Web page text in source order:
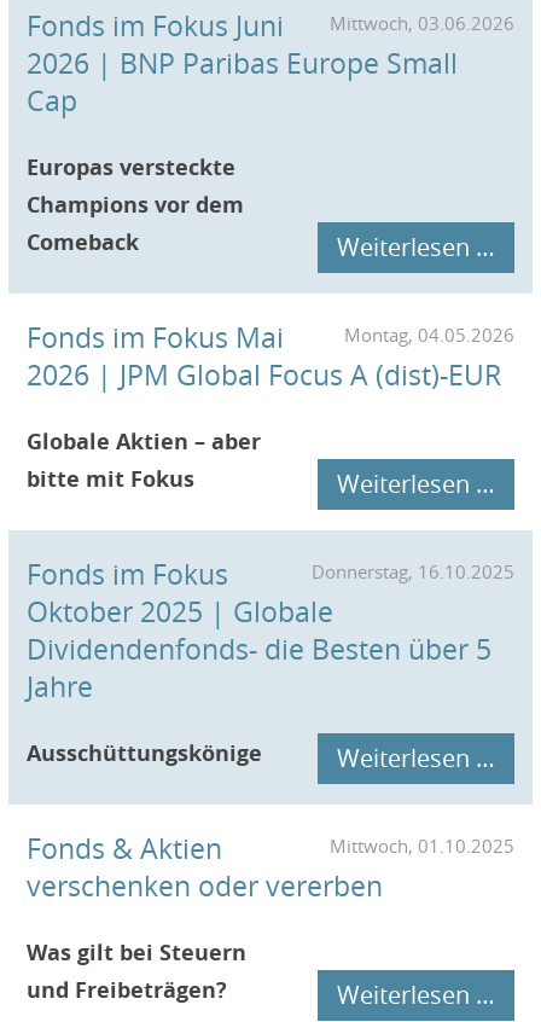
Mittwoch, 03.06.2026
Fonds im Fokus Juni
2026 | BNP Paribas Europe Small
Cap
Europas versteckte
Champions vor dem
Comeback
Weiterlesen …
Montag, 04.05.2026
Fonds im Fokus Mai
2026 | JPM Global Focus A (dist)-EUR
Globale Aktien – aber
bitte mit Fokus
Weiterlesen …
Donnerstag, 16.10.2025
Fonds im Fokus
Oktober 2025 | Globale
Dividendenfonds- die Besten über 5
Jahre
Ausschüttungskönige Weiterlesen …
Mittwoch, 01.10.2025
Fonds & Aktien
verschenken oder vererben
Was gilt bei Steuern
und Freibeträgen?
Weiterlesen …